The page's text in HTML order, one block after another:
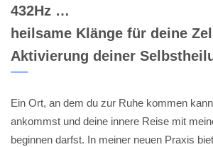
432Hz …
heilsame Klänge für deine
Aktivierung deiner
Ein Ort, an dem du zur Ruhe kommen
ankommst und deine innere Reise mit
beginnen darfst. In meiner neuen Praxis